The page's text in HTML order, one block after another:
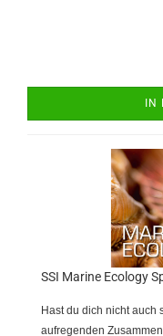
SSI Marine Ecology
Hast du dich nicht auch
aufregenden